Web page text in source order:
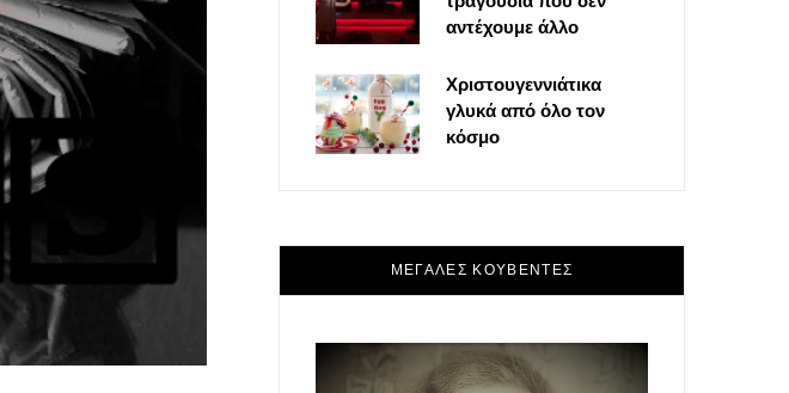
αντέχουμε άλλο
Χριστουγεννιάτικα
γλυκά από όλο τον
κόσμο
ΜΕΓΑΛΕΣ ΚΟΥΒΕΝΤΕΣ